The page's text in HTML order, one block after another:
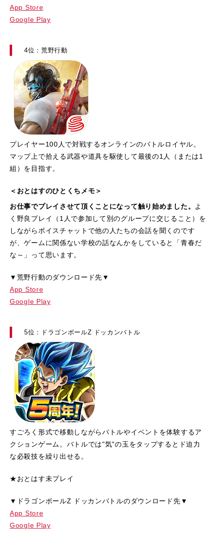
App Store
Google Play
4位：荒野行動
プレイヤー100人で対戦するオンラインのバトルロイヤル。
マップ上で拾える武器や道具を駆使して最後の1人（または1
組）を目指す。
＜おとはすのひとくちメモ＞
お仕事でプレイさせて頂くことになって触り始めました。
よ
く野良プレイ（1人で参加して別のグループに交じること）を
しながらボイスチャットで他の人たちの会話を聞くのです
が、ゲームに関係ない学校の話なんかをしていると「青春だ
な～」って思います。
▼荒野行動のダウンロード先▼
App Store
Google Play
5位：ドラゴンボールZ ドッカンバトル
すごろく形式で移動しながらバトルやイベントを体験するア
クションゲーム。バトルでは"気"の玉をタップするとド迫力
な必殺技を繰り出せる。
★おとはす未プレイ
▼ドラゴンボールZ ドッカンバトルのダウンロード先▼
App Store
Google Play